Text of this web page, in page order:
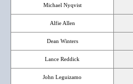
Michael Nyqvist
Alfie Allen
Dean Winters
Lance Reddick
John Leguizamo